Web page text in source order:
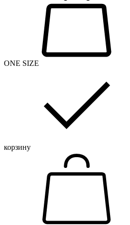
ONE SIZE
корзину